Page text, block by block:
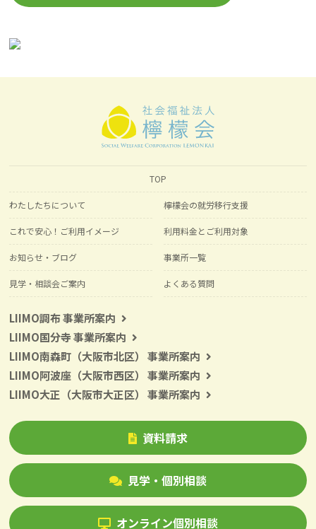
TOP
わたしたちについて 檸檬会の就労移行支援
これで安心！ご利用イメージ 利用料金とご利用対象
お知らせ・ブログ 事業所一覧
見学・相談会ご案内 よくある質問
LIIMO調布 事業所案内
LIIMO国分寺 事業所案内
LIIMO南森町（大阪市北区） 事業所案内
LIIMO阿波座（大阪市西区） 事業所案内
LIIMO大正（大阪市大正区） 事業所案内
資料請求
見学・個別相談
オンライン個別相談